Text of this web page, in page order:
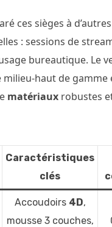
ces sièges à
: sessions de
bureautique. Le
milieu-haut de
matériaux robustes
Caractéristiques
clés
Accoudoirs 4D,
mousse 3 couches,